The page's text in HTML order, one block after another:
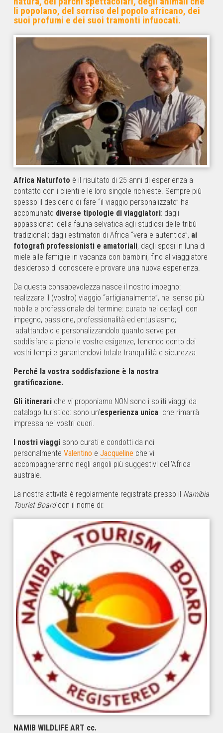
li popolano, del sorriso del popolo africano, dei
suoi profumi e dei suoi tramonti infuocati.
Africa Naturfoto è il risultato di 25 anni di esperienza a
contatto con i clienti e le loro singole richieste. Sempre più
spesso il desiderio di fare “il viaggio personalizzato” ha
accomunato diverse tipologie di viaggiatori: dagli
appassionati della fauna selvatica agli studiosi delle tribù
tradizionali; dagli estimatori di Africa “vera e autentica”, ai
fotografi professionisti e amatoriali, dagli sposi in luna di
miele alle famiglie in vacanza con bambini, fino al viaggiatore
desideroso di conoscere e provare una nuova esperienza.
Da questa consapevolezza nasce il nostro impegno:
realizzare il (vostro) viaggio “artigianalmente”, nel senso più
nobile e professionale del termine: curato nei dettagli con
impegno, passione, professionalità ed entusiasmo;
adattandolo e personalizzandolo quanto serve per
soddisfare a pieno le vostre esigenze, tenendo conto dei
vostri tempi e garantendovi totale tranquillità e sicurezza.
Perché la vostra soddisfazione è la nostra
gratificazione.
Gli itinerariche vi proponiamo NON sono i soliti viaggi da
catalogo turistico: sono un’esperienza unica che rimarrà
impressa nei vostri cuori.
I nostri viaggisono curati e condotti da noi
personalmente Valentino e Jacqueline che vi
accompagneranno negli angoli più suggestivi dell’Africa
australe.
La nostra attività è regolarmente registrata presso il Namibia
Tourist Boardcon il nome di:
NAMIB WILDLIFE ART cc.